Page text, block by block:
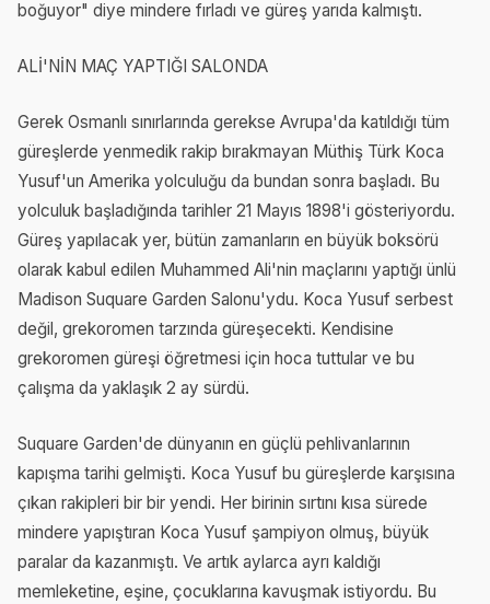
boğuyor" diye mindere fırladı ve güreş yarıda kalmıştı.
ALİ'NİN MAÇ YAPTIĞI SALONDA
Gerek Osmanlı sınırlarında gerekse Avrupa'da katıldığı tüm
güreşlerde yenmedik rakip bırakmayan Müthiş Türk Koca
Yusuf'un Amerika yolculuğu da bundan sonra başladı. Bu
yolculuk başladığında tarihler 21 Mayıs 1898'i gösteriyordu.
Güreş yapılacak yer, bütün zamanların en büyük boksörü
olarak kabul edilen Muhammed Ali'nin maçlarını yaptığı ünlü
Madison Suquare Garden Salonu'ydu. Koca Yusuf serbest
değil, grekoromen tarzında güreşecekti. Kendisine
grekoromen güreşi öğretmesi için hoca tuttular ve bu
çalışma da yaklaşık 2 ay sürdü.
Suquare Garden'de dünyanın en güçlü pehlivanlarının
kapışma tarihi gelmişti. Koca Yusuf bu güreşlerde karşısına
çıkan rakipleri bir bir yendi. Her birinin sırtını kısa sürede
mindere yapıştıran Koca Yusuf şampiyon olmuş, büyük
paralar da kazanmıştı. Ve artık aylarca ayrı kaldığı
memleketine, eşine, çocuklarına kavuşmak istiyordu. Bu